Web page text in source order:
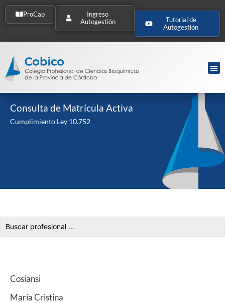
ProCap
Ingreso
Autogestión
Tutorial de
Autogestión
Consulta de Matrícula Activa
Cumplimiento Ley 10.752
Cosiansi
Maria Cristina